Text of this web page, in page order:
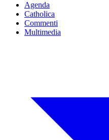
Agenda
Catholica
Commenti
Multimedia